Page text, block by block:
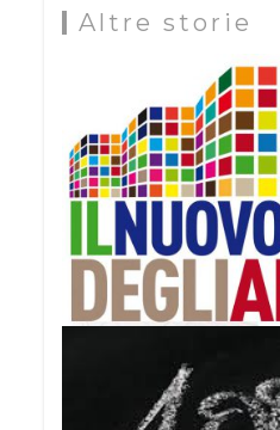
Altre storie